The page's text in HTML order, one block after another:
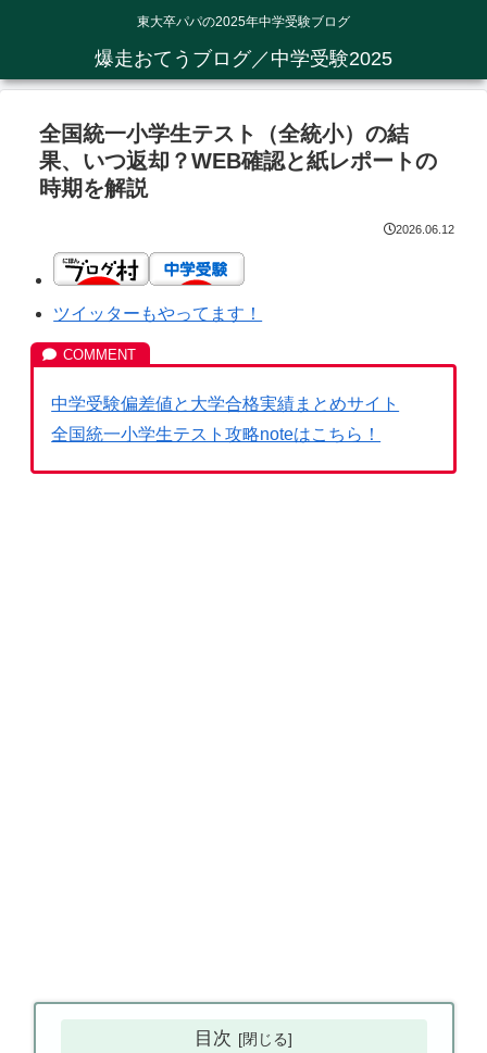
東大卒パパの2025年中学受験ブログ
爆走おてうブログ／中学受験2025
全国統一小学生テスト（全統小）の結
果、いつ返却？WEB確認と紙レポートの
時期を解説
2026.06.12
ツイッターもやってます！
中学受験偏差値と大学合格実績まとめサイト
全国統一小学生テスト攻略noteはこちら！
目次